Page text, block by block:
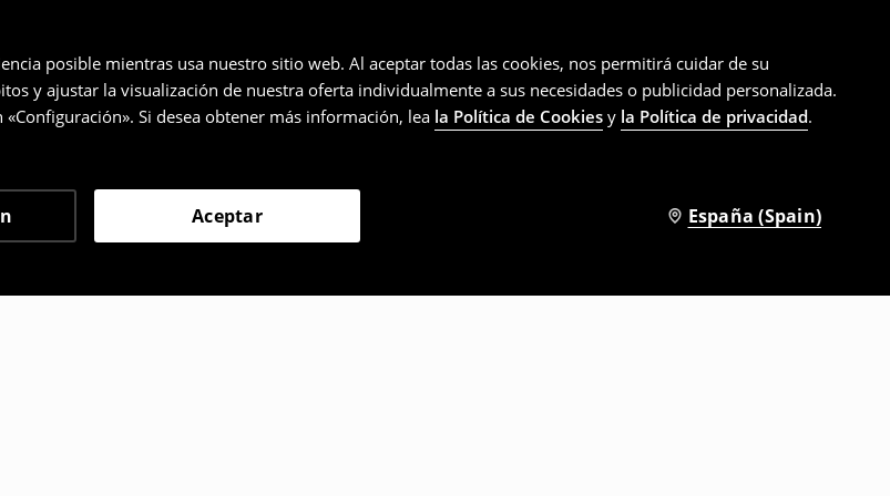
posible mientras usa nuestro sitio web. Al aceptar todas las cookies, nos permitirá cuidar de su
y ajustar la visualización de nuestra oferta individualmente a sus necesidades o publicidad personalizada.
Si desea obtener más información, lea la Política de Cookies y la Política de privacidad.
Aceptar España (Spain)